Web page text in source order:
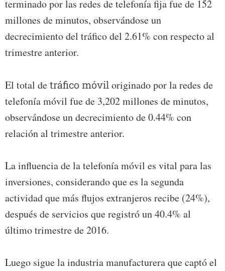
terminado por las redes de telefonía fija fue de 152
millones de minutos, observándose un
decrecimiento del tráfico del 2.61% con respecto al
trimestre anterior.
El total detráfico móviloriginado por la redes de
telefonía móvil fue de 3,202 millones de minutos,
observándose un decrecimiento de 0.44% con
relación al trimestre anterior.
La influencia de la telefonía móvil es vital para las
inversiones, considerando que es la segunda
actividad que más flujos extranjeros recibe (24%),
después de servicios que registró un 40.4% al
último trimestre de 2016.
Luego sigue la industria manufacturera que captó el